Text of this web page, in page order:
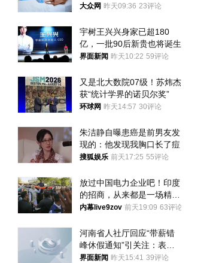
样睡觉更伤身
大众网 昨天09:36 23评论
宇树王兴兴身家已超180
亿，一批90后新贵也将诞生
界面新闻 昨天10:22 59评论
又是北大数院07级！苏炜杰
获“统计学界的诺贝尔奖”
环球网 昨天14:57 30评论
朱洁静自曝患癌是前男友发
现的：他发现我胸口长了痘
搜狐娱乐 前天17:25 55评论
放过中国电力企业吧！印度
的招商，从来都是一场精准
收割
内幕live9zov 前天19:09 63评论
河南省人社厅回应“带薪错
峰休假通知”引关注：表述
不够准确，待修改后印发
界面新闻 昨天15:41 39评论